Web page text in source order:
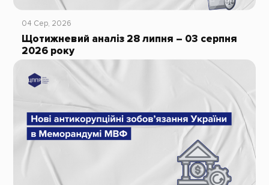
04 Сер, 2026
Щотижневий аналіз 28 липня – 03 серпня
2026 року